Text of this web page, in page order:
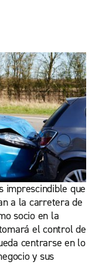
imprescindible que
a la carretera de
socio en la
el control de
centrarse en lo
y sus